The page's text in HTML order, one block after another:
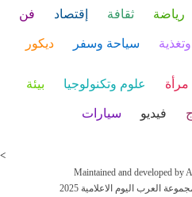
رياضة ثقافة إقتصاد فن
سياحة وسفر ديكور
مرأة علوم وتكنولوجيا بيئة
فيديو سيارات
<
Maintained and developed by